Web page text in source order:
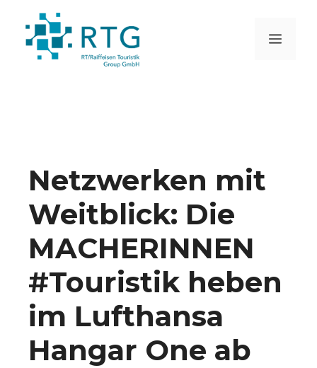
Inhalt
springen
Netzwerken mit
Weitblick: Die
MACHERINNEN
#Touristik heben
im Lufthansa
Hangar One ab